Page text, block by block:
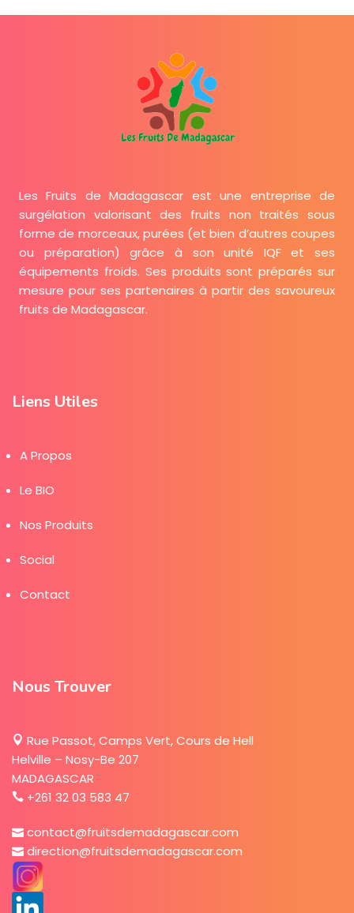
Les Fruits de Madagascar est une entreprise de
surgélation valorisant des fruits non traités sous
forme de morceaux, purées (et bien d’autres coupes
ou préparation) grâce à son unité IQF et ses
équipements froids. Ses produits sont préparés sur
mesure pour ses partenaires à partir des savoureux
fruits de Madagascar.
Liens Utiles
A Propos
Le BIO
Nos Produits
Social
Contact
Nous Trouver
Rue Passot, Camps Vert, Cours de Hell
Helville – Nosy-Be 207
MADAGASCAR
+261 32 03 583 47
contact@fruitsdemadagascar.com
direction@fruitsdemadagascar.com